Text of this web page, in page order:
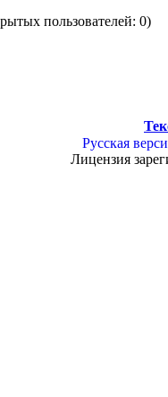
пользователей: 0)
Русская
Лицензия